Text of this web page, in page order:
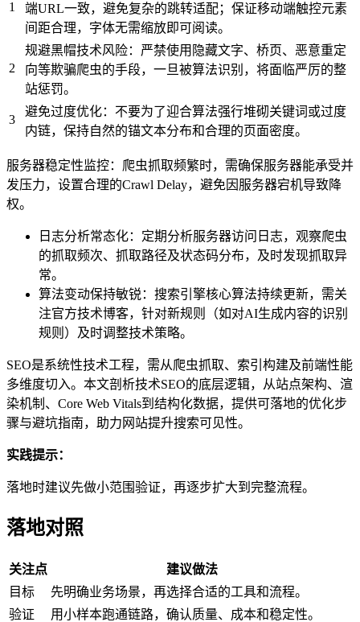
1
端URL一致，避免复杂的跳转适配；保证移动端触控元素
间距合理，字体无需缩放即可阅读。
2
规避黑帽技术风险：严禁使用隐藏文字、桥页、恶意重定
向等欺骗爬虫的手段，一旦被算法识别，将面临严厉的整
站惩罚。
3
避免过度优化：不要为了迎合算法强行堆砌关键词或过度
内链，保持自然的锚文本分布和合理的页面密度。
服务器稳定性监控：爬虫抓取频繁时，需确保服务器能承受并
发压力，设置合理的Crawl Delay，避免因服务器宕机导致降
权。
日志分析常态化：定期分析服务器访问日志，观察爬虫
的抓取频次、抓取路径及状态码分布，及时发现抓取异
常。
算法变动保持敏锐：搜索引擎核心算法持续更新，需关
注官方技术博客，针对新规则（如对AI生成内容的识别
规则）及时调整技术策略。
SEO是系统性技术工程，需从爬虫抓取、索引构建及前端性能
多维度切入。本文剖析技术SEO的底层逻辑，从站点架构、渲
染机制、Core Web Vitals到结构化数据，提供可落地的优化步
骤与避坑指南，助力网站提升搜索可见性。
实践提示：
落地时建议先做小范围验证，再逐步扩大到完整流程。
落地对照
关注点
建议做法
目标
先明确业务场景，再选择合适的工具和流程。
验证
用小样本跑通链路，确认质量、成本和稳定性。